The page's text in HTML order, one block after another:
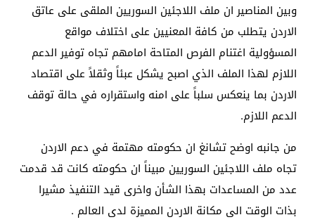
وبين المناصير ان ملف اللاجئين السوريين الملقى على عاتق
الاردن يتطلب من كافة المعنيين على اختلاف مواقع
المسؤولية اغتنام الفرص المتاحة امامهم تجاه توفير الدعم
اللازم لهذا الملف الذي اصبح يشكل عبئاً وثقلاً على اقتصاد
الاردن بما ينعكس سلباً على امنه واستقراره في حالة توقف
الدعم اللازم.
من جانبه اوضح تشانغ ان حكومته مهتمة في دعم الاردن
تجاه ملف اللاجئين السوريين مبيناً ان حكومته كانت قد قدمت
عدد من المساعدات بهذا الشأن واخرى قيد التنفيذ مشيرا
بذات الوقت الى مكانة الاردن المميزة لدى العالم .